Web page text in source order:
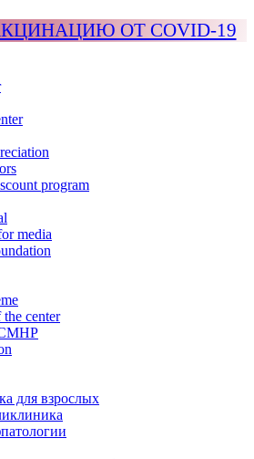
ОТ COVID-19
program
media
center
для взрослых